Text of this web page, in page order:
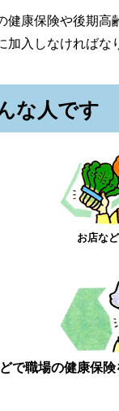
健康保険や後期
入しなければな
な人です
お店な
で職場の健康保